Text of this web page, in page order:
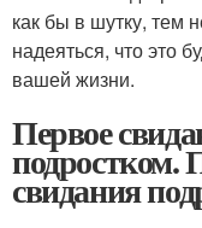
как бы в шутку, тем
надеяться, что это
вашей жизни.
Первое
подростком.
свидания